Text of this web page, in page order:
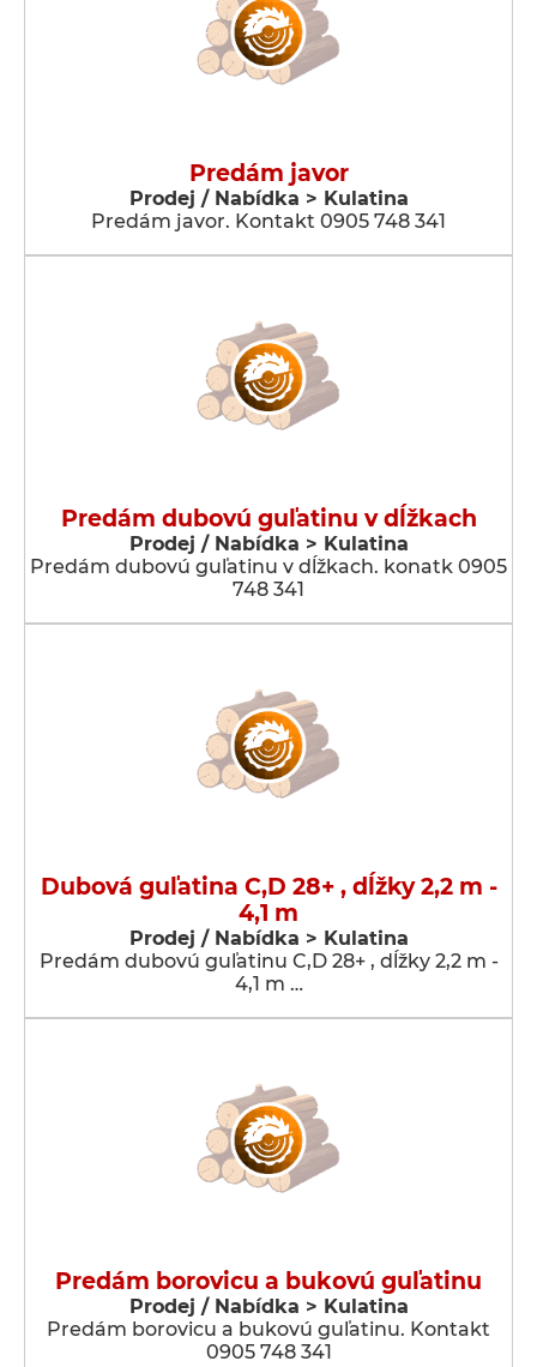
Predám javor
Prodej / Nabídka > Kulatina
Predám javor. Kontakt 0905 748 341
Predám dubovú guľatinu v dĺžkach
Prodej / Nabídka > Kulatina
Predám dubovú guľatinu v dĺžkach. konatk 0905
748 341
Dubová guľatina C,D 28+ , dĺžky 2,2 m -
4,1 m
Prodej / Nabídka > Kulatina
Predám dubovú guľatinu C,D 28+ , dĺžky 2,2 m -
4,1 m …
Predám borovicu a bukovú guľatinu
Prodej / Nabídka > Kulatina
Predám borovicu a bukovú guľatinu. Kontakt
0905 748 341